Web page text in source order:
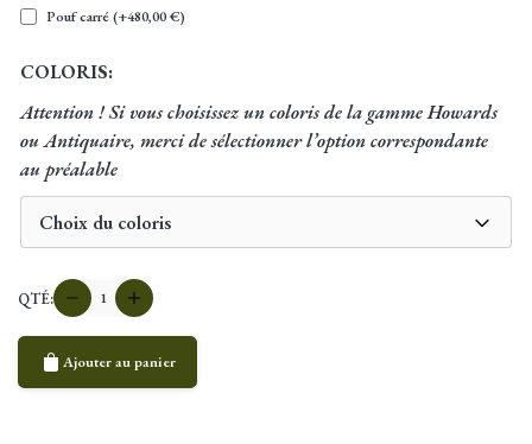
Pouf carré (+480,00€)
COLORIS:
Attention ! Si vous choisissez un coloris de la gamme Howards
ou Antiquaire, merci de sélectionner l’option correspondante
au préalable
Choix du coloris
QTÉ:quantité
de
Fauteuil
club
Ajouter au panier